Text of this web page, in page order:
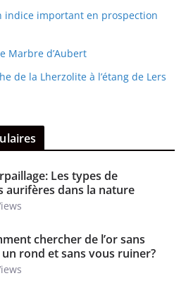
indice important en prospection
Marbre d’Aubert
de la Lherzolite à l’étang de Lers
Les types de
aurifères dans la nature
chercher de l’or sans
rond et sans vous ruiner?